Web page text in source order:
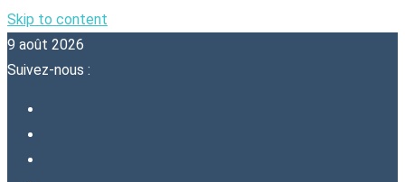
Skip to content
9 août 2026
Suivez-nous :